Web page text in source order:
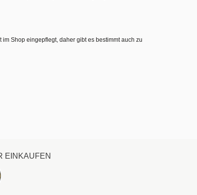
Shop eingepflegt, daher gibt es bestimmt auch zu
EINKAUFEN